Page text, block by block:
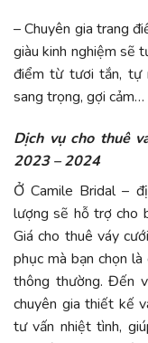
– Chuyên gia trang
giàu kinh nghiệm sẽ
điểm từ tươi tắn, tự
sang trọng, gợi cảm…
Dịch vụ cho thuê
2023 – 2024
Ở Camile Bridal –
lượng sẽ hỗ trợ cho
Giá cho thuê váy
phục mà bạn chọn
thông thường. Đến
chuyên gia thiết kế
tư vấn nhiệt tình,